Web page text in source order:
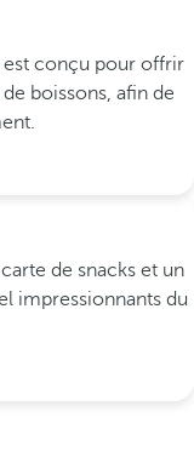
est conçu pour offrir
boissons, afin de
de snacks et un
impressionnants du